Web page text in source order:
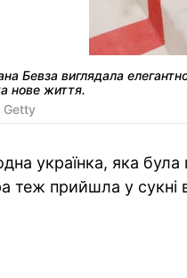
Бевза виглядала
нове життя.
Getty
українка, яка
теж прийшла у сукні